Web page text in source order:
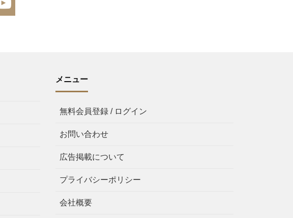
メニュー
無料会員登録 / ログイン
お問い合わせ
広告掲載について
プライバシーポリシー
会社概要